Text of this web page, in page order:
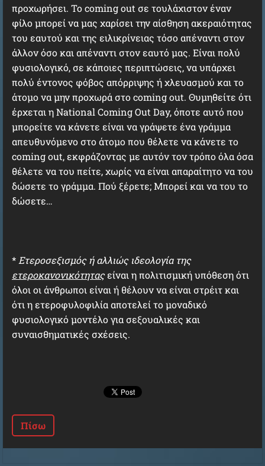
προχωρήσει. Το coming out σε τουλάχιστον έναν
φίλο μπορεί να μας χαρίσει την αίσθηση ακεραιότητας
του εαυτού και της ειλικρίνειας τόσο απέναντι στον
άλλον όσο και απέναντι στον εαυτό μας. Είναι πολύ
φυσιολογικό, σε κάποιες περιπτώσεις, να υπάρχει
πολύ έντονος φόβος απόρριψης ή χλευασμού και το
άτομο να μην προχωρά στο coming out. Θυμηθείτε ότι
έρχεται η National Coming Out Day, όποτε αυτό που
μπορείτε να κάνετε είναι να γράψετε ένα γράμμα
απευθυνόμενο στο άτομο που θέλετε να κάνετε το
coming out, εκφράζοντας με αυτόν τον τρόπο όλα όσα
θέλετε να του πείτε, χωρίς να είναι απαραίτητο να του
δώσετε το γράμμα. Πού ξέρετε; Μπορεί και να του το
δώσετε…
* Ετεροσεξισμός ή αλλιώς ιδεολογία της
ετεροκανονικότηταςείναι η πολιτισμική υπόθεση ότι
όλοι οι άνθρωποι είναι ή θέλουν να είναι στρέιτ και
ότι η ετεροφυλοφιλία αποτελεί το μοναδικό
φυσιολογικό μοντέλο για σεξουαλικές και
συναισθηματικές σχέσεις.
Πίσω